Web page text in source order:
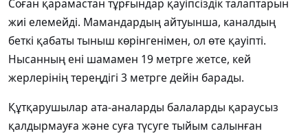
Соған қарамастан тұрғындар қауіпсіздік талаптарын
жиі елемейді. Мамандардың айтуынша, каналдың
беткі қабаты тыныш көрінгенімен, ол өте қауіпті.
Нысанның ені шамамен 19 метрге жетсе, кей
жерлерінің тереңдігі 3 метрге дейін барады.
Құтқарушылар ата-аналарды балаларды қараусыз
қалдырмауға және суға түсуге тыйым салынған